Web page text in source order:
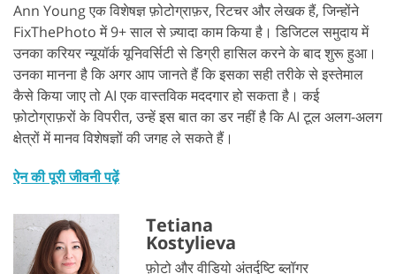
Ann Young एक विशेषज्ञ फ़ोटोग्राफ़र, रिटचर और लेखक हैं, जिन्होंने
FixThePhoto में 9+ साल से ज़्यादा काम किया है। डिजिटल समुदाय में
उनका करियर न्यूयॉर्क यूनिवर्सिटी से डिग्री हासिल करने के बाद शुरू हुआ।
उनका मानना ​​है कि अगर आप जानते हैं कि इसका सही तरीके से इस्तेमाल
कैसे किया जाए तो AI एक वास्तविक मददगार हो सकता है। कई
फ़ोटोग्राफ़रों के विपरीत, उन्हें इस बात का डर नहीं है कि AI टूल अलग-अलग
क्षेत्रों में मानव विशेषज्ञों की जगह ले सकते हैं।
ऐन की पूरी जीवनी पढ़ें
Tetiana
Kostylieva
फ़ोटो और वीडियो अंतर्दृष्टि ब्लॉगर